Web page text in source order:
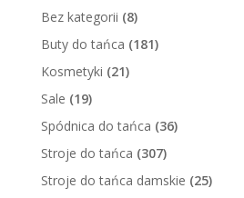
Bez kategorii (8)
Buty do tańca (181)
Kosmetyki (21)
Sale (19)
Spódnica do tańca (36)
Stroje do tańca (307)
Stroje do tańca damskie (25)